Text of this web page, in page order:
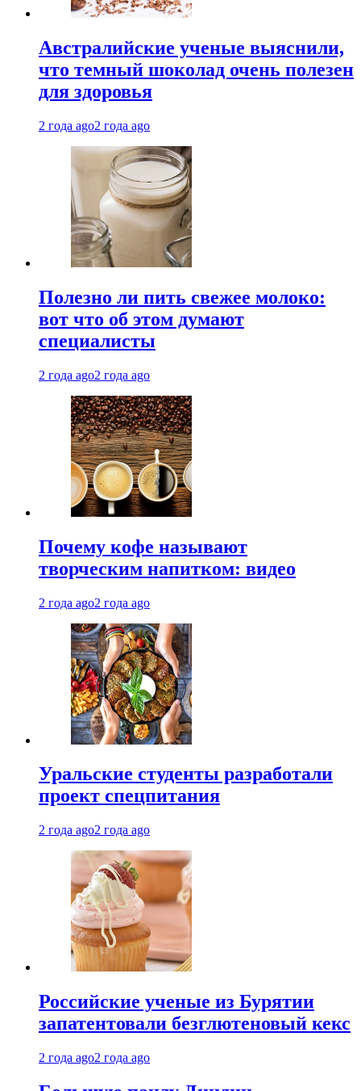
Австралийские ученые выяснили,
что темный шоколад очень полезен
для здоровья
2 года ago2 года ago
Полезно ли пить свежее молоко:
вот что об этом думают
специалисты
2 года ago2 года ago
Почему кофе называют
творческим напитком: видео
2 года ago2 года ago
Уральские студенты разработали
проект спецпитания
2 года ago2 года ago
Российские ученые из Бурятии
запатентовали безглютеновый кекс
2 года ago2 года ago